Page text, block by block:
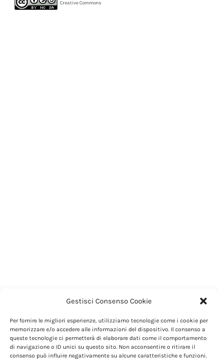
Gestisci Consenso Cookie
Per fornire le migliori esperienze, utilizziamo tecnologie come i cookie per
memorizzare e/o accedere alle informazioni del dispositivo. Il consenso a
queste tecnologie ci permetterà di elaborare dati come il comportamento
di navigazione o ID unici su questo sito. Non acconsentire o ritirare il
consenso può influire negativamente su alcune caratteristiche e funzioni.
Creative Commons